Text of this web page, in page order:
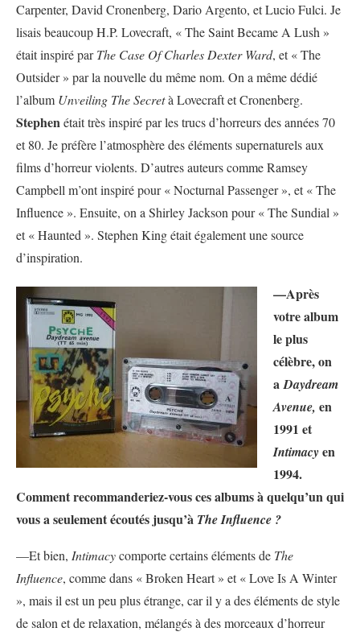
Carpenter, David Cronenberg, Dario Argento, et Lucio Fulci. Je
lisais beaucoup H.P. Lovecraft, « The Saint Became A Lush »
était inspiré parThe Case Of Charles Dexter Ward, et « The
Outsider » par la nouvelle du même nom. On a même dédié
l’album Unveiling The Secretà Lovecraft et Cronenberg.
Stephenétait très inspiré par les trucs d’horreurs des années 70
et 80. Je préfère l’atmosphère des éléments supernaturels aux
films d’horreur violents. D’autres auteurs comme Ramsey
Campbell m’ont inspiré pour « Nocturnal Passenger », et « The
Influence ». Ensuite, on a Shirley Jackson pour « The Sundial »
et « Haunted ». Stephen King était également une source
d’inspiration.
—Après
votre album
le plus
célèbre, on
aDaydream
Avenue, en
1991 et
Intimacyen
1994.
Comment recommanderiez-vous ces albums à quelqu’un qui
vous a seulement écoutés jusqu’à The Influence ?
—Et bien, Intimacycomporte certains éléments de The
Influence, comme dans « Broken Heart » et « Love Is A Winter
», mais il est un peu plus étrange, car il y a des éléments de style
de salon et de relaxation, mélangés à des morceaux d’horreur